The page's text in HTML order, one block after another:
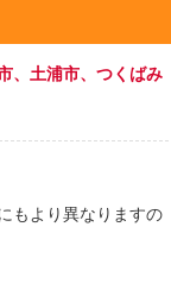
、土浦市、つくばみ
もより異なりますの